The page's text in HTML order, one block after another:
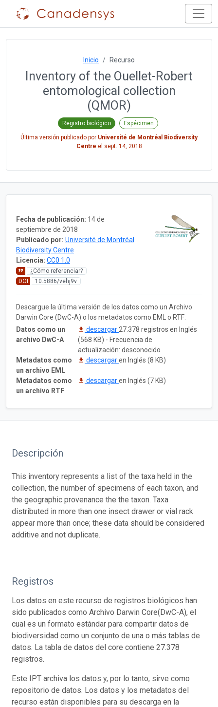
Inicio Recurso
Inventory of the Ouellet-Robert
entomological collection
(QMOR)
Registro biológico Espécimen
Última versión publicado por Université de Montréal Biodiversity
Centre el sept. 14, 2018
Fecha de publicación: 14 de
septiembre de 2018
Publicado por: Université de Montréal
Biodiversity Centre
Licencia: CC0 1.0
¿Cómo referenciar?
DOI
10.5886/vehj9v
Descargue la última versión de los datos como un Archivo
Darwin Core (DwC-A) o los metadatos como EML o RTF:
Datos como un
archivo DwC-A
descargar 27.378 registros en Inglés
(568 KB) - Frecuencia de
actualización: desconocido
Metadatos como
un archivo EML
descargaren Inglés (8 KB)
Metadatos como
un archivo RTF
descargaren Inglés (7 KB)
Descripción
This inventory represents a list of the taxa held in the
collection, the number of specimens of each taxon, and
the geographic provenance the the taxon. Taxa
distributed in more than one insect drawer or vial rack
appear more than once; these data should be considered
additive and not duplicate.
Registros
Los datos en este recurso de registros biológicos han
sido publicados como Archivo Darwin Core(DwC-A), el
cual es un formato estándar para compartir datos de
biodiversidad como un conjunto de una o más tablas de
datos. La tabla de datos del core contiene 27.378
registros.
Este IPT archiva los datos y, por lo tanto, sirve como
repositorio de datos. Los datos y los metadatos del
recurso están disponibles para su descarga en la